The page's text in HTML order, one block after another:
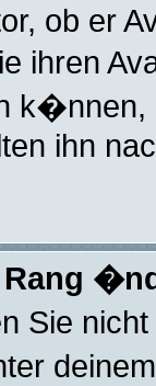
ob er
ihren
ihn
Rang
Sie